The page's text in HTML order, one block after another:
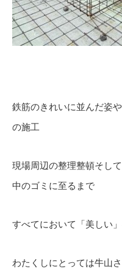
鉄筋のきれいに並んだ姿
の施工
現場周辺の整理整頓そし
中のゴミに至るまで
すべてにおいて「美しい
わたくしにとっては牛山